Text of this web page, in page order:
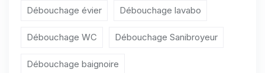
Débouchage évier Débouchage lavabo
Débouchage WC Débouchage Sanibroyeur
Débouchage baignoire